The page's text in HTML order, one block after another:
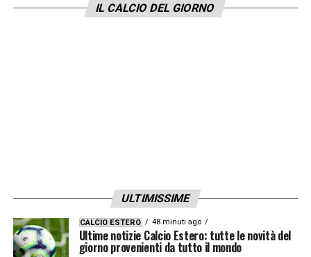
passato? Io so solo che, se si avesse avuto
LA PLAYLIST DELLE NOSTRE TOP NEWS
IL CALCIO DEL GIORNO
ULTIMISSIME
CALCIO ESTERO 48 minuti ago
Ultime notizie Calcio Estero: tutte le novità del
giorno provenienti da tutto il mondo